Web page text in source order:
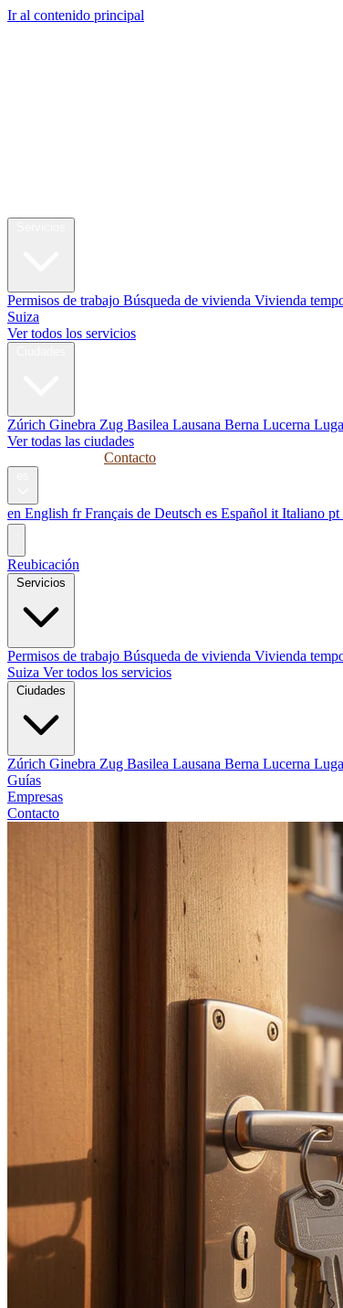
Ir al contenido principal
Permisos de trabajo Búsqueda de vivienda Vivienda
Suiza
Ver todos los servicios
Zúrich Ginebra Zug Basilea Lausana Berna Lucerna
Ver todas las ciudades
Contacto
en English fr Français de Deutsch es Español it Italiano pt
Reubicación
Servicios
Permisos de trabajo Búsqueda de vivienda Vivienda
Suiza Ver todos los servicios
Ciudades
Zúrich Ginebra Zug Basilea Lausana Berna Lucerna
Guías
Empresas
Contacto